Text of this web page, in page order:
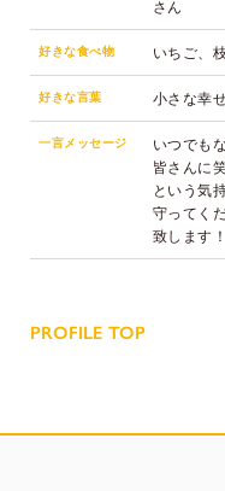
さん
好きな食べ物 いちご、
好きな言葉 小さな幸
一言メッセージ
いつでも
皆さんに
という気
守ってく
致します！
PROFILE TOP